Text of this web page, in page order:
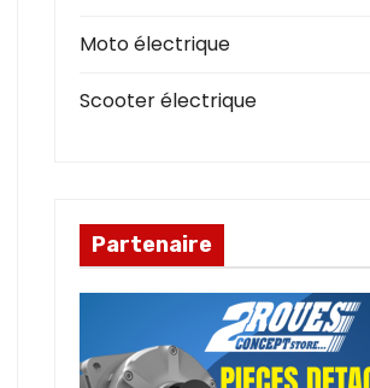
Moto électrique
Scooter électrique
Partenaire